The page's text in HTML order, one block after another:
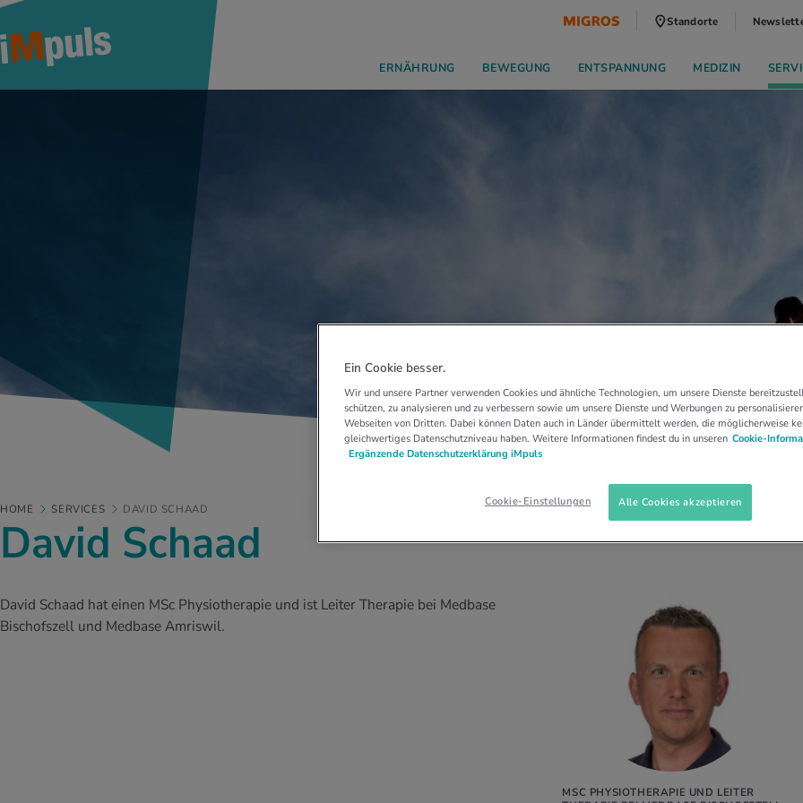
Standorte
ERNÄHRUNG BEWEGUNG ENTSPANNUNG MEDIZIN
HOME SERVICES DAVID SCHAAD
David Schaad
MSC PHYSIOTHERAPIE UND LEITER
David Schaad hat einen MSc Physiotherapie und ist Leiter Therapie bei Medbase
Bischofszell und Medbase Amriswil.
Ein Cookie besser.
Wir und unsere Partner verwenden Cookies und ähnliche Technologien, um unsere Dienste
schützen, zu analysieren und zu verbessern sowie um unsere Dienste und Werbungen zu
Webseiten von Dritten. Dabei können Daten auch in Länder übermittelt werden, die möglicherweise
gleichwertiges Datenschutzniveau haben. Weitere Informationen findest du in unseren Cookie-
Ergänzende Datenschutzerklärung iMpuls
Cookie-Einstellungen Alle Cookies akzeptieren